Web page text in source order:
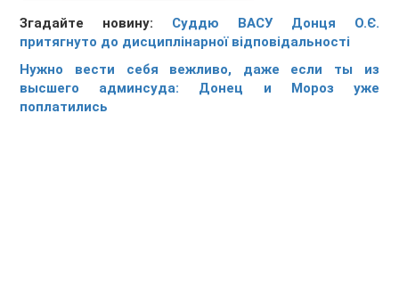
Згадайте новину: Суддю ВАСУ Донця О.Є.
притягнуто до дисциплінарної відповідальності
Нужно вести себя вежливо, даже если ты из
высшего админсуда: Донец и Мороз уже
поплатились